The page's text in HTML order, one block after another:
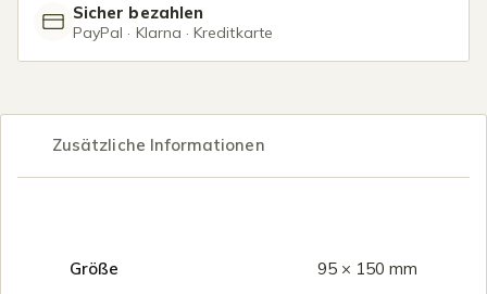
Sicher bezahlen
PayPal · Klarna · Kreditkarte
Zusätzliche Informationen
Größe 95 × 150 mm